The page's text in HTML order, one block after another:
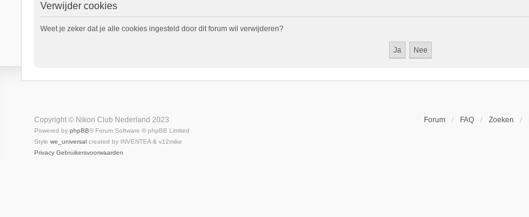
Verwijder cookies
Weet je zeker dat je alle cookies ingesteld door dit forum wil verwijderen?
Forum FAQ Zoeken
Copyright © Nikon Club Nederland 2023
Powered by phpBB® Forum Software © phpBB Limited
Style we_universalcreated by INVENTEA & v12mike
Privacy Gebruikersvoorwaarden